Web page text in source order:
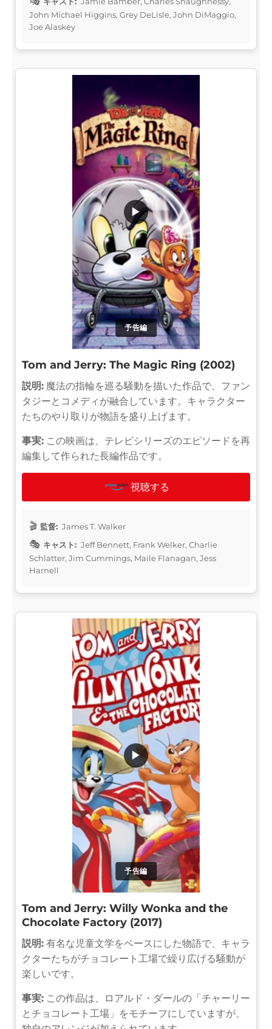
John Michael Higgins, Grey DeLisle, John DiMaggio,
Joe Alaskey
予告編
▶
Tom and Jerry: The Magic Ring (2002)
説明: 魔法の指輪を巡る騒動を描いた作品で、ファン
タジーとコメディが融合しています。キャラクター
たちのやり取りが物語を盛り上げます。
事実: この映画は、テレビシリーズのエピソードを再
編集して作られた長編作品です。
視聴する
監督: James T. Walker
キャスト: Jeff Bennett, Frank Welker, Charlie
Schlatter, Jim Cummings, Maile Flanagan, Jess
Harnell
予告編
▶
Tom and Jerry: Willy Wonka and the
Chocolate Factory (2017)
説明: 有名な児童文学をベースにした物語で、キャラ
クターたちがチョコレート工場で繰り広げる騒動が
楽しいです。
事実: この作品は、ロアルド・ダールの「チャーリー
とチョコレート工場」をモチーフにしていますが、